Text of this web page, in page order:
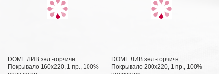
DOME ЛИВ зел.-горчичн.
Покрывало 160х220, 1 пр., 100%
DOME ЛИВ зел.-горчичн.
Покрывало 200х220, 1 пр., 100%